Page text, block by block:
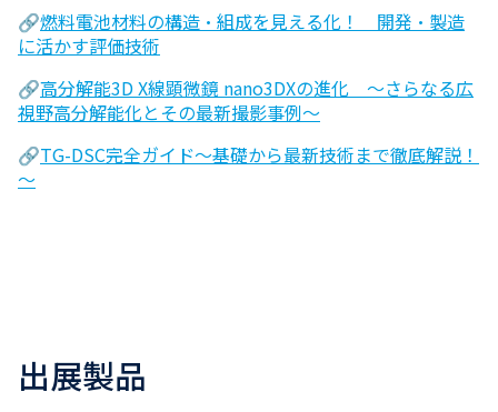
🔗燃料電池材料の構造・組成を見える化！ 開発・製造
に活かす評価技術
🔗高分解能3D X線顕微鏡 nano3DXの進化 ～さらなる広
視野高分解能化とその最新撮影事例～
🔗TG-DSC完全ガイド～基礎から最新技術まで徹底解説！
～
出展製品